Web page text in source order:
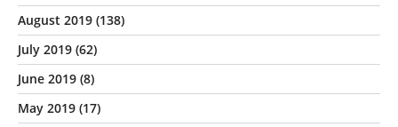
August 2019 (138)
July 2019 (62)
June 2019 (8)
May 2019 (17)